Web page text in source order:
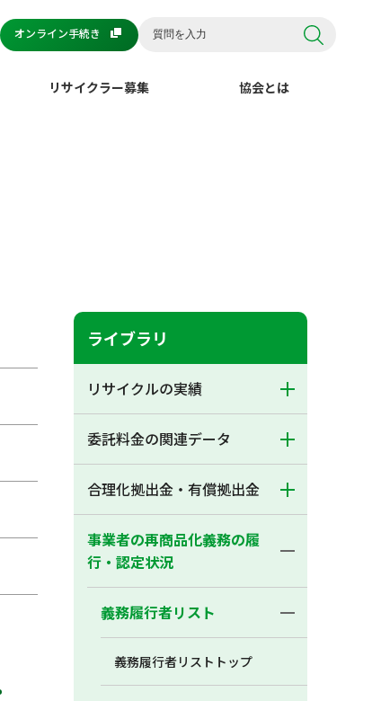
オンライン手続き
リサイクラー募集 協会とは
ライブラリ
リサイクルの実績
委託料金の関連データ
合理化拠出金・有償拠出金
事業者の再商品化義務の履
行・認定状況
義務履行者リスト
義務履行者リストトップ